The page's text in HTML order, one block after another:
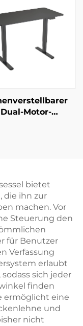
mit
&
Mehrstufiger
| V-
VM-TC002
Dual-Motor-
bietet
die ihn zur
machen. Vor
Steuerung den
für Benutzer
Verfassung
erlaubt
sich jeder
finden
ermöglicht eine
und
nicht